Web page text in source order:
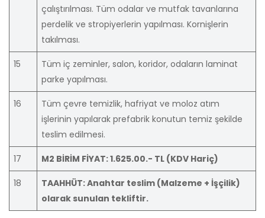
çalıştırılması. Tüm odalar ve mutfak tavanlarına
perdelik ve stropiyerlerin yapılması. Kornişlerin
takılması.
15
Tüm iç zeminler, salon, koridor, odaların laminat
parke yapılması.
16
Tüm çevre temizlik, hafriyat ve moloz atım
işlerinin yapılarak prefabrik konutun temiz şekilde
teslim edilmesi.
17 M2 BİRİM FİYAT: 1.625.00.- TL (KDV Hariç)
18
TAAHHÜT: Anahtar teslim (Malzeme + İşçilik)
olarak sunulan tekliftir.